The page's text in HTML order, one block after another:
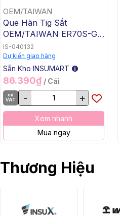
OEM/TAIWAN
Que Hàn Tig Sắt
OEM/TAIWAN ER70S-G
TG-50, 1.6x1000mm, 5 Kg
/ Hộp, 20 Kg / Thùng
IS-040132
Dự kiến giao hàng
Sẵn Kho INSUMART
86.390₫ / Cái
có
VAT
- +
Xem nhanh
Mua ngay
Thương Hiệu